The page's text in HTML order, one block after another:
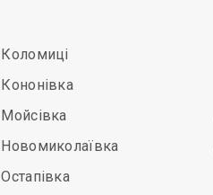
Коломиці
Кононівка
Мойсівка
Новомиколаївка
Остапівка